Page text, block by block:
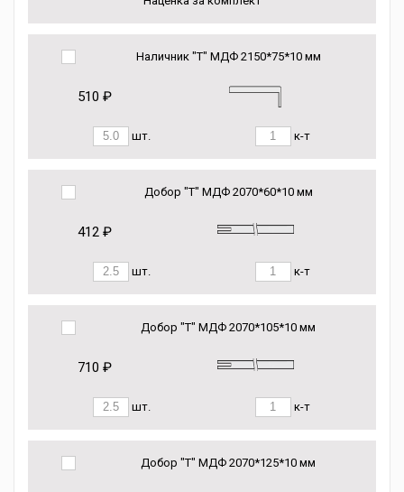
Наличник "Т" МДФ 2150*75*10 мм
510 ₽
шт. к-т
Добор "Т" МДФ 2070*60*10 мм
412 ₽
шт. к-т
Добор "Т" МДФ 2070*105*10 мм
710 ₽
шт. к-т
Добор "Т" МДФ 2070*125*10 мм